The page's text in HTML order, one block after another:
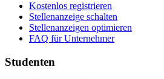
Kostenlos registrieren
Stellenanzeige schalten
Stellenanzeigen optimieren
FAQ für Unternehmer
Studenten